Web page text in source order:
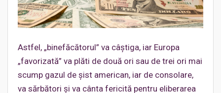
Astfel, „binefăcătorul” va câștiga, iar Europa
„favorizată” va plăti de două ori sau de trei ori mai
scump gazul de șist american, iar de consolare,
va sărbători și va cânta fericită pentru eliberarea